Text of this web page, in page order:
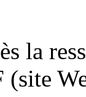
la